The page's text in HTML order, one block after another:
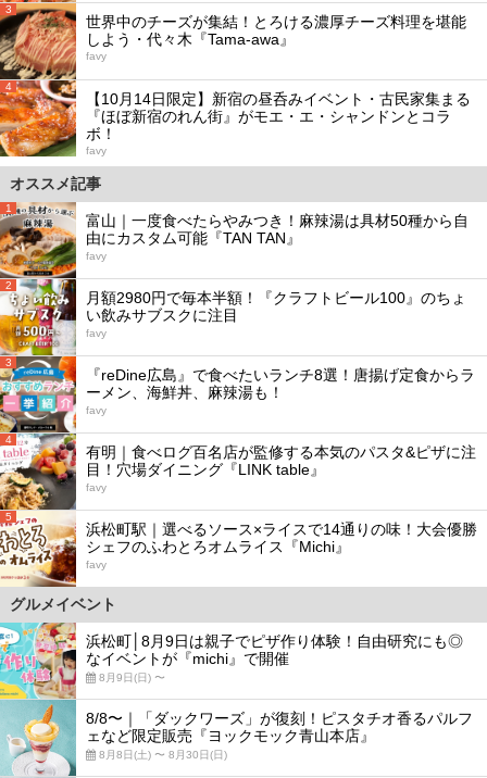
3
世界中のチーズが集結！とろける濃厚チーズ料理を堪能
しよう・代々木『Tama-awa』
favy
4
【10月14日限定】新宿の昼呑みイベント・古民家集まる
『ほぼ新宿のれん街』がモエ・エ・シャンドンとコラ
ボ！
favy
オススメ記事
1
富山｜一度食べたらやみつき！麻辣湯は具材50種から自
由にカスタム可能『TAN TAN』
favy
2
月額2980円で毎本半額！『クラフトビール100』のちょ
い飲みサブスクに注目
favy
3
『reDine広島』で食べたいランチ8選！唐揚げ定食からラ
ーメン、海鮮丼、麻辣湯も！
favy
4
有明｜食べログ百名店が監修する本気のパスタ&ピザに注
目！穴場ダイニング『LINK table』
favy
5
浜松町駅｜選べるソース×ライスで14通りの味！大会優勝
シェフのふわとろオムライス『Michi』
favy
グルメイベント
浜松町│8月9日は親子でピザ作り体験！自由研究にも◎
なイベントが『michi』で開催
8月9日(日) 〜
8/8〜｜「ダックワーズ」が復刻！ピスタチオ香るパルフ
ェなど限定販売『ヨックモック青山本店』
8月8日(土) 〜 8月30日(日)